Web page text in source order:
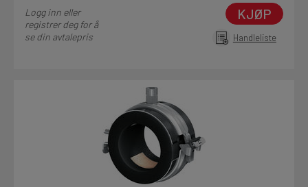
Logg inn eller
registrer deg for å
se din avtalepris
KJØP
Handleliste